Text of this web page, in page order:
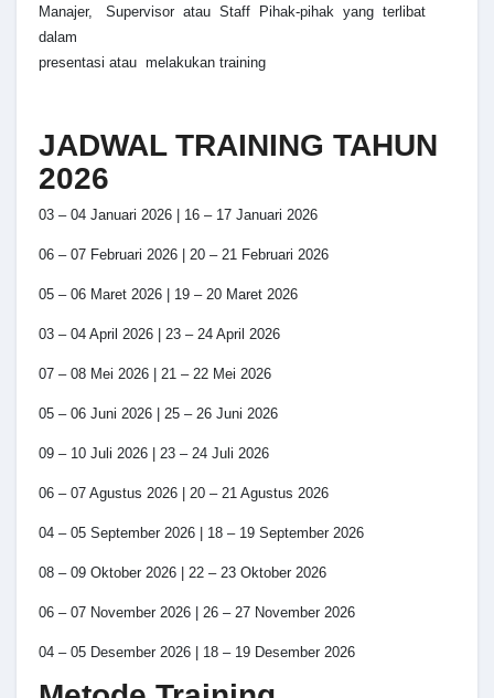
Manajer, Supervisor atau Staff Pihak-pihak yang terlibat
dalam
presentasi atau melakukan training
JADWAL TRAINING TAHUN
2026
03 – 04 Januari 2026 | 16 – 17 Januari 2026
06 – 07 Februari 2026 | 20 – 21 Februari 2026
05 – 06 Maret 2026 | 19 – 20 Maret 2026
03 – 04 April 2026 | 23 – 24 April 2026
07 – 08 Mei 2026 | 21 – 22 Mei 2026
05 – 06 Juni 2026 | 25 – 26 Juni 2026
09 – 10 Juli 2026 | 23 – 24 Juli 2026
06 – 07 Agustus 2026 | 20 – 21 Agustus 2026
04 – 05 September 2026 | 18 – 19 September 2026
08 – 09 Oktober 2026 | 22 – 23 Oktober 2026
06 – 07 November 2026 | 26 – 27 November 2026
04 – 05 Desember 2026 | 18 – 19 Desember 2026